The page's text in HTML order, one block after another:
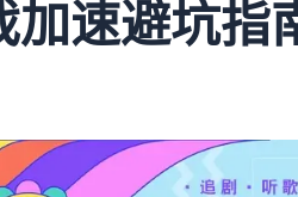
加速避坑指